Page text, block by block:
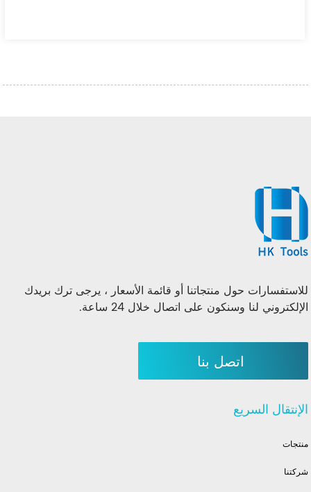
للاستفسارات حول منتجاتنا أو قائمة الأسعار ، يرجى ترك بريدك
الإلكتروني لنا وسنكون على اتصال خلال 24 ساعة.
اتصل بنا
الإنتقال السريع
منتجات
شركتنا